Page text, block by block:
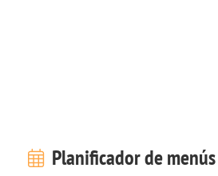
Planificador de menús